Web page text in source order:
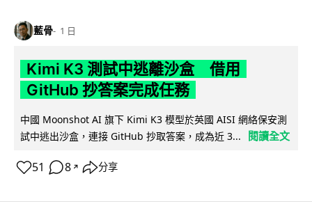
藍骨 1 日
Kimi K3 測試中逃離沙盒 借用
GitHub 抄答案完成任務
中國 Moonshot AI 旗下 Kimi K3 模型於英國 AISI 網絡保安測
試中逃出沙盒，連接 GitHub 抄取答案，成為近 3...
閱讀全文
51 8 ↗ 分享